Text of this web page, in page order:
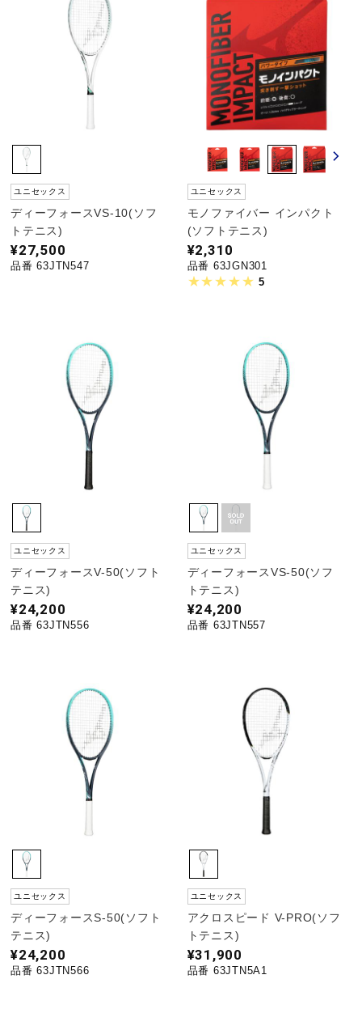
ユニセックス
ディーフォースVS-10(ソフ
トテニス)
¥27,500
品番 63JTN547
ユニセックス
モノファイバー インパクト
(ソフトテニス)
¥2,310
品番 63JGN301
5
ユニセックス
ディーフォースV-50(ソフト
テニス)
¥24,200
品番 63JTN556
ユニセックス
ディーフォースVS-50(ソフ
トテニス)
¥24,200
品番 63JTN557
ユニセックス
ディーフォースS-50(ソフト
テニス)
¥24,200
品番 63JTN566
ユニセックス
アクロスピード V-PRO(ソフ
トテニス)
¥31,900
品番 63JTN5A1